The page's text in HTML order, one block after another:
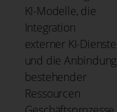
KI-Modelle, die
Integration
externer KI-Dienste
und die Anbindung
bestehender
Ressourcen